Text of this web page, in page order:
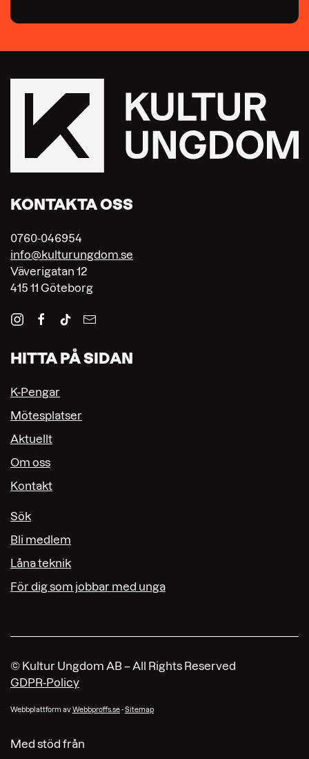
KONTAKTA OSS
0760-046954
info@kulturungdom.se
Väverigatan 12
415 11 Göteborg
HITTA PÅ SIDAN
K-Pengar
Mötesplatser
Aktuellt
Om oss
Kontakt
Sök
Bli medlem
Låna teknik
För dig som jobbar med unga
© Kultur Ungdom AB – All Rights Reserved
GDPR-Policy
Webbplattform avWebbproffs.se-Sitemap
Med stöd från